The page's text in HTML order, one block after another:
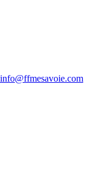
info@ffmesavoie.com